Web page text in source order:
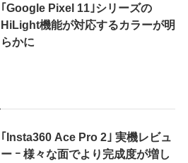
｢Google Pixel 11｣シリーズの
HiLight機能が対応するカラーが明
らかに
｢Insta360 Ace Pro 2｣ 実機レビュ
ー ｰ 様々な面でより完成度が増し